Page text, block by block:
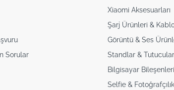
Sorular
Xiaomi Aksesuarları
Şarj Ürünleri &
Görüntü & Ses
Standlar & Tutucular
Bilgisayar Bileşenleri
Selfie & Fotoğrafçılık